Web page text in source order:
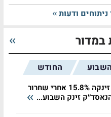
ניתוחים ודעות
במדור
השבוע החודש
ספייס X זינקה 15.8% אחרי שחרור
זינק השבוע...